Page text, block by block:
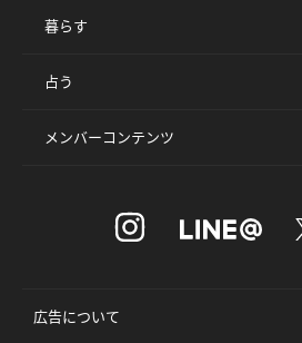
暮らす
占う
メンバーコンテンツ
広告について